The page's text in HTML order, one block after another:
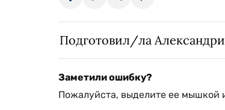
Подготовил/ла
Заметили ошибку?
Пожалуйста, выделите ее мышкой